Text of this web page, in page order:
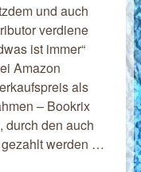
und auch
verdiene
ist immer“
Amazon
als
– Bookrix
durch den auch
werden …